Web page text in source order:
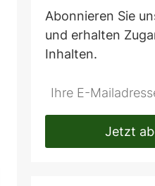
Abonnieren Sie
und erhalten
Inhalten.
Do
this
*Ihre
Mailadresse:Jetzt